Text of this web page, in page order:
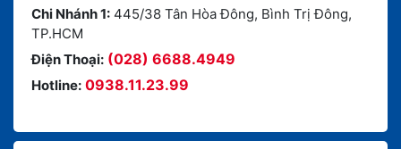
Chi Nhánh 1: 445/38 Tân Hòa Đông, Bình Trị Đông,
TP.HCM
Điện Thoại: (028) 6688.4949
Hotline: 0938.11.23.99